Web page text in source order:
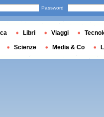
Password
Libri Viaggi
Scienze Media & Co